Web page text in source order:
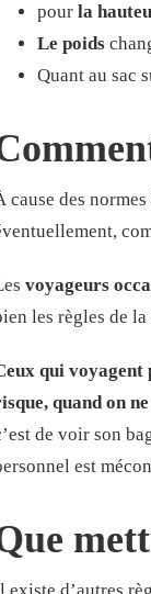
pour la
Le poids
Quant au sac
cause des
voyageurs
les règles de
qui voyagent
quand on
de voir son
est
existe d’autres